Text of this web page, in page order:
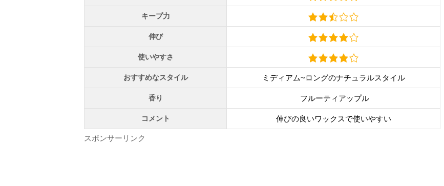
キープ力
伸び
使いやすさ
おすすめなスタイル ミディアム~ロングのナチュラルスタイル
香り フルーティアップル
コメント 伸びの良いワックスで使いやすい
スポンサーリンク